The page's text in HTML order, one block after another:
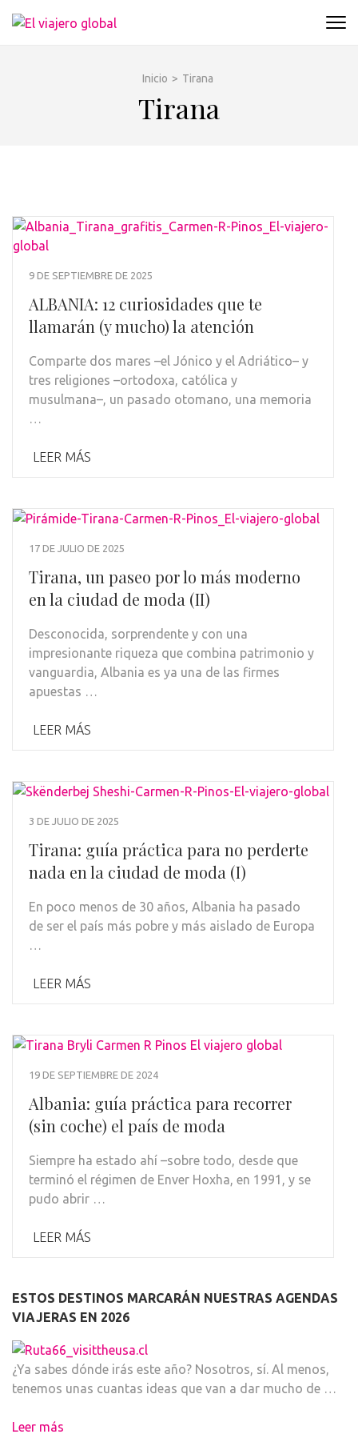
Un espacio donde descubrir la cara B de los
desde su música hasta su arquitectura o sus
Inicio > Tirana
Tirana
9 DE SEPTIEMBRE DE 2025
ALBANIA: 12 curiosidades que te
llamarán (y mucho) la atención
Comparte dos mares –el Jónico y el Adriático– y
tres religiones –ortodoxa, católica y
musulmana–, un pasado otomano, una memoria
…
LEER MÁS
17 DE JULIO DE 2025
Tirana, un paseo por lo más moderno
en la ciudad de moda (II)
Desconocida, sorprendente y con una
impresionante riqueza que combina patrimonio y
vanguardia, Albania es ya una de las firmes
apuestas …
LEER MÁS
3 DE JULIO DE 2025
Tirana: guía práctica para no perderte
nada en la ciudad de moda (I)
En poco menos de 30 años, Albania ha pasado
de ser el país más pobre y más aislado de Europa
…
LEER MÁS
19 DE SEPTIEMBRE DE 2024
Albania: guía práctica para recorrer
(sin coche) el país de moda
Siempre ha estado ahí –sobre todo, desde que
terminó el régimen de Enver Hoxha, en 1991, y se
pudo abrir …
LEER MÁS
ESTOS DESTINOS MARCARÁN NUESTRAS AGENDAS
VIAJERAS EN 2026
¿Ya sabes dónde irás este año? Nosotros, sí. Al menos,
tenemos unas cuantas ideas que van a dar mucho de …
Leer más